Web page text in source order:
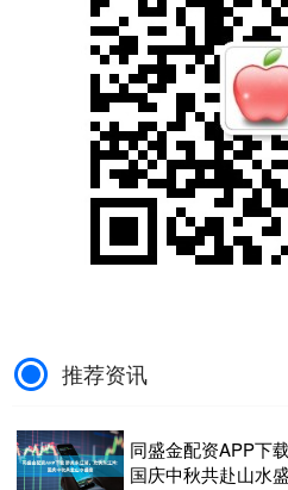
推荐资讯
同盛金配资APP下
国庆中秋共赴山水